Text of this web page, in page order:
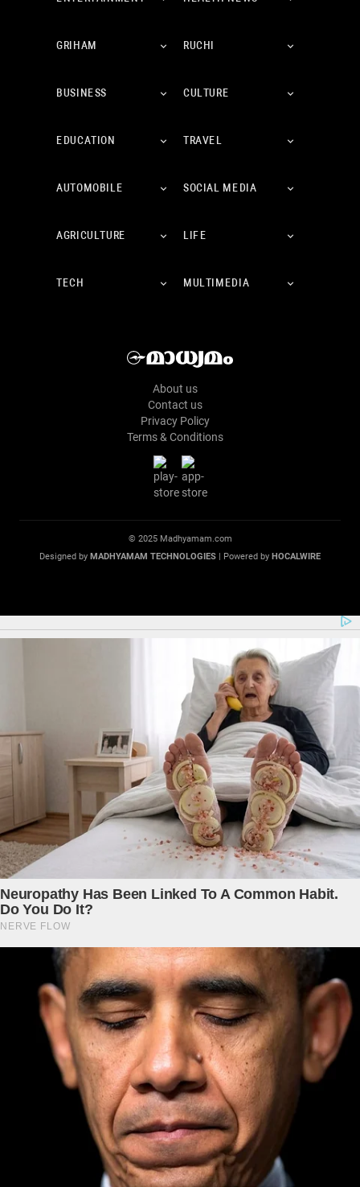
GRIHAM RUCHI
BUSINESS CULTURE
EDUCATION TRAVEL
AUTOMOBILE SOCIAL MEDIA
AGRICULTURE LIFE
TECH MULTIMEDIA
About us
Contact us
Privacy Policy
Terms & Conditions
© 2025 Madhyamam.com
Designed by MADHYAMAM TECHNOLOGIES | Powered by HOCALWIRE